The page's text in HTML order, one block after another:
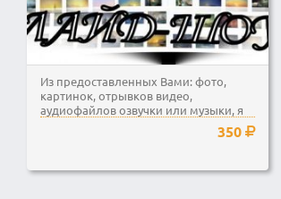
Из предоставленных Вами: фото,
картинок, отрывков видео,
аудиофайлов озвучки или музыки, я
350